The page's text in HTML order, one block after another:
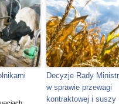
Decyzje Rady
w sprawie przewagi
kontraktowej i suszy